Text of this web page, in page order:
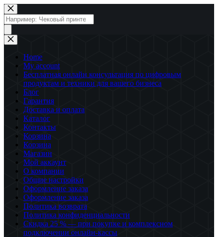
Перейти
к
сути
Поиск
товаров
Home
My account
Бесплатная онлайн консультация по цифровым
продуктам и техники для вашего бизнеса
Блог
Гарантия
Доставка и оплата
Каталог
Контакты
Корзина
Корзина
Магазин
Мой аккаунт
О компании
Общие настройки
Оформление заказа
Оформление заказа
Политика возврата
Политика конфиденциальности
Скидка 25 % — при покупке и комплексном
подключении онлайн-кассы